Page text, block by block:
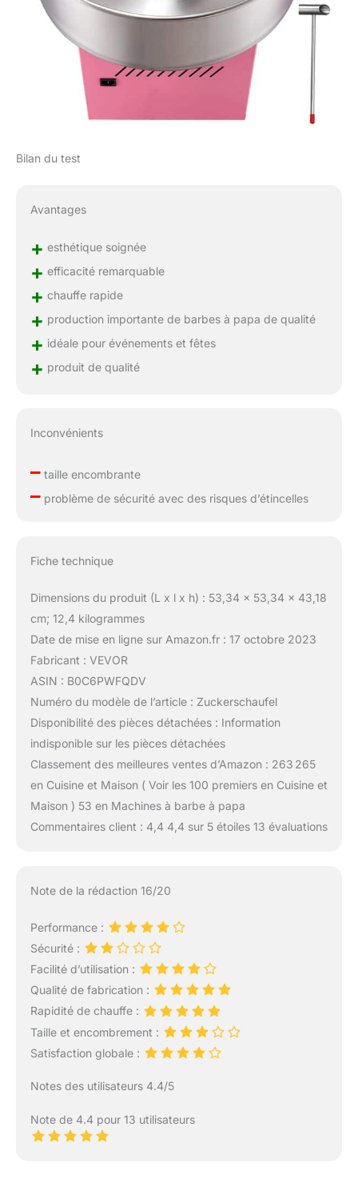
Bilan du test
Avantages
+ esthétique soignée
+ efficacité remarquable
+ chauffe rapide
+ production importante de barbes à papa de qualité
+ idéale pour événements et fêtes
+ produit de qualité
Inconvénients
–taille encombrante
–problème de sécurité avec des risques d’étincelles
Fiche technique
Dimensions du produit (L x l x h) : 53,34 x 53,34 x 43,18
cm; 12,4 kilogrammes
Date de mise en ligne sur Amazon.fr : 17 octobre 2023
Fabricant : VEVOR
ASIN : B0C6PWFQDV
Numéro du modèle de l’article : Zuckerschaufel
Disponibilité des pièces détachées : Information
indisponible sur les pièces détachées
Classement des meilleures ventes d’Amazon : 263 265
en Cuisine et Maison ( Voir les 100 premiers en Cuisine et
Maison ) 53 en Machines à barbe à papa
Commentaires client : 4,4 4,4 sur 5 étoiles 13 évaluations
Note de la rédaction 16/20
Performance :
Sécurité :
Facilité d’utilisation :
Qualité de fabrication :
Rapidité de chauffe :
Taille et encombrement :
Satisfaction globale :
Notes des utilisateurs 4.4/5
Note de 4.4 pour 13 utilisateurs